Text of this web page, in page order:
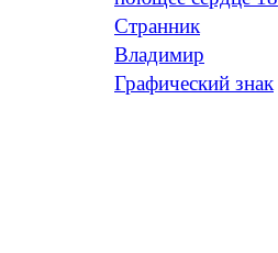
Странник
Владимир
Графический знак